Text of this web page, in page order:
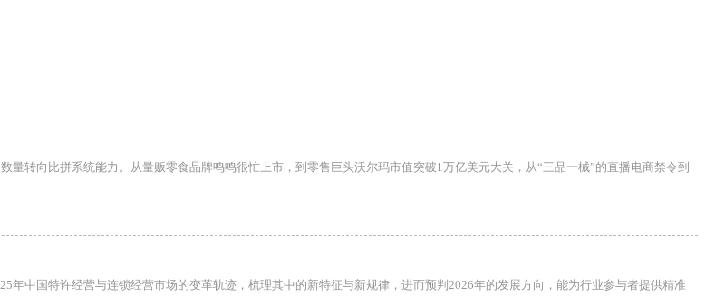
转向比拼系统能力。从量贩零食品牌鸣鸣很忙上市，到零售巨头沃尔玛市值突破1万亿美元大关，从“三品一械”的直播电商禁令到
中国特许经营与连锁经营市场的变革轨迹，梳理其中的新特征与新规律，进而预判2026年的发展方向，能为行业参与者提供精准